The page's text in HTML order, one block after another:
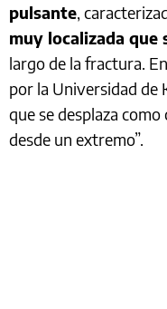
pulsante,
muy localizada que
largo de la fractura.
por la Universidad de
que se desplaza
desde un extremo”.